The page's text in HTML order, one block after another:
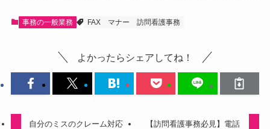
事務の一般業務 FAX マナー 訪問看護事務
よかったらシェアしてね！
自分のミスのクレーム対応
【訪問看護事務必見】電話